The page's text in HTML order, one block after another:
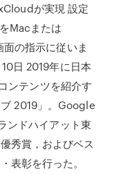
が実現 設定
Macまたは
の指示に従いま
日 2019年に日本
ンテンツを紹介す
2019」。Google
ンドハイアット東
秀賞，およびベス
表彰を行った。